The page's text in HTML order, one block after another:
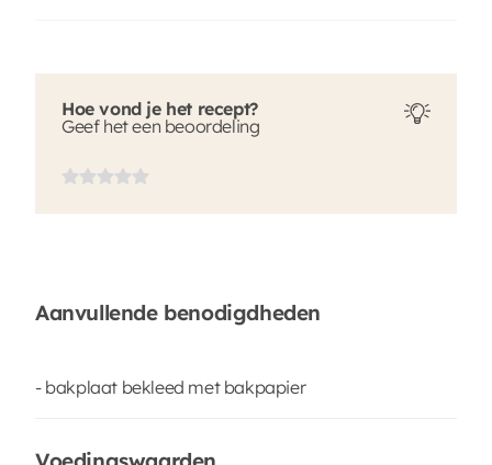
Hoe vond je het recept?
Geef het een beoordeling
Aanvullende benodigdheden
- bakplaat bekleed met bakpapier